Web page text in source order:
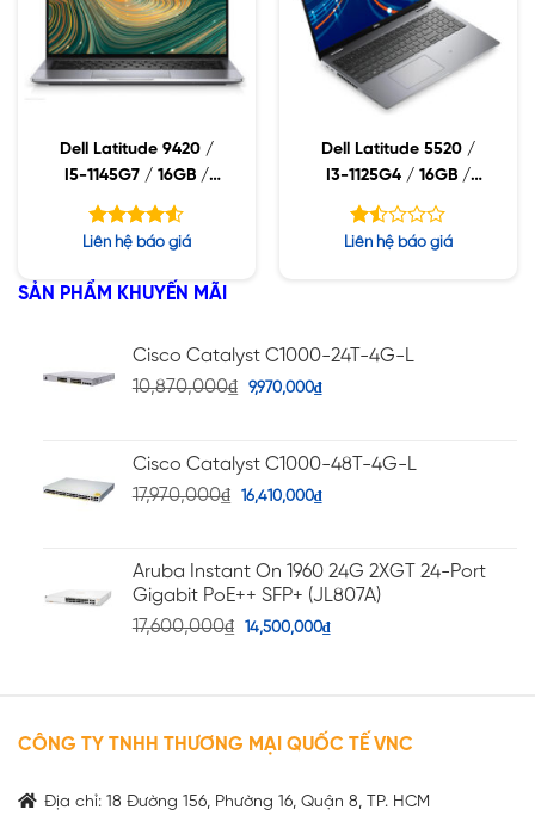
Dell Latitude 9420 /
I5-1145G7 / 16GB /
SSD512GB / 14QHD+ /
TOUCH / IR CAM / MIC
/ SAFESHUTTER /
WIN10
Được xếp
5 sao
Liên hệ báo giá
Dell Latitude 5520 /
I3-1125G4 / 16GB /
512GB SSD / 15.6FHD /
FHD+IR CAMERA /
WIN10
Được
Liên hệ báo giá
SẢN PHẨM KHUYẾN MÃI
Cisco Catalyst C1000-24T-4G-L
10,870,000₫ 9,970,000₫
Cisco Catalyst C1000-48T-4G-L
17,970,000₫ 16,410,000₫
Aruba Instant On 1960 24G 2XGT 24-Port
Gigabit PoE++ SFP+ (JL807A)
17,600,000₫ 14,500,000₫
CÔNG TY TNHH THƯƠNG MẠI QUỐC TẾ VNC
Địa chỉ: 18 Đường 156, Phường 16, Quận 8, TP. HCM